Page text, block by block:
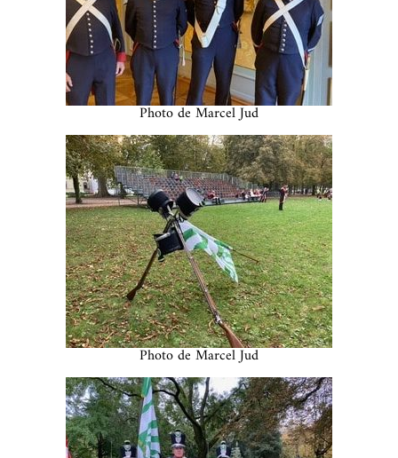
Photo de Marcel Jud
Photo de Marcel Jud